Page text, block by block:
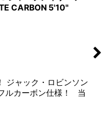
CARBON 5'10"
ジャック・ロビンソン
ルカーボン仕様！ 当